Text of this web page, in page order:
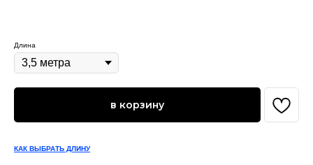
Длина
в корзину
КАК ВЫБРАТЬ ДЛИНУ